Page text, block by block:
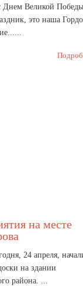
Днем Великой
это наша
на месте
24 апреля,
на здании
района. ...